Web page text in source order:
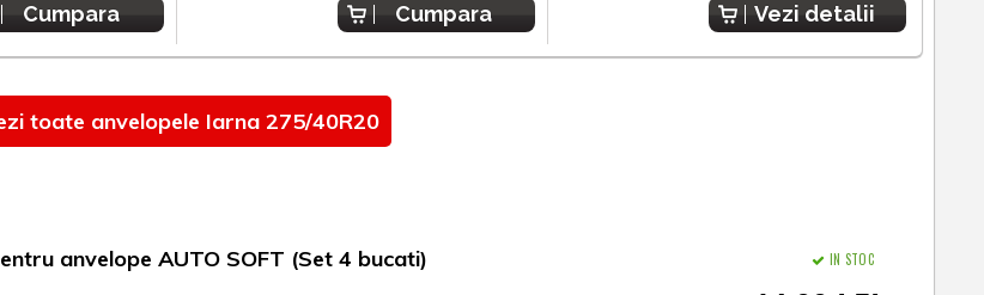
Cumpara Cumpara Vezi detalii
toate anvelopele Iarna 275/40R20
anvelope AUTO SOFT (Set 4 bucati) IN STOC